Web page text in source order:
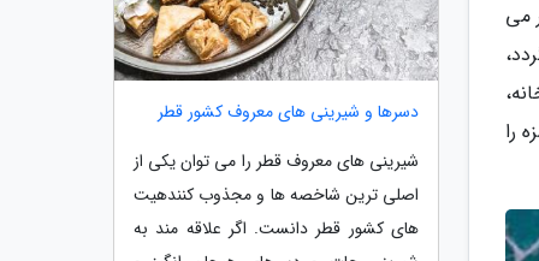
می
را
دسرها و شیرینی های معروف کشور قطر
شیرینی های معروف قطر را می توان یکی از
اصلی ترین شاخصه ها و مجذوب کنندهیت
های کشور قطر دانست. اگر علاقه مند به